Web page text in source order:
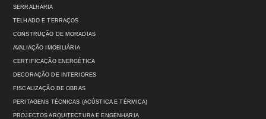
SERRALHARIA
TELHADO E TERRAÇOS
CONSTRUÇÃO DE MORADIAS
AVALIAÇÃO IMOBILIÁRIA
CERTIFICAÇÃO ENERGÉTICA
DECORAÇÃO DE INTERIORES
FISCALIZAÇÃO DE OBRAS
PERITAGENS TÉCNICAS (ACÚSTICA E TÉRMICA)
PROJECTOS ARQUITECTURA E ENGENHARIA